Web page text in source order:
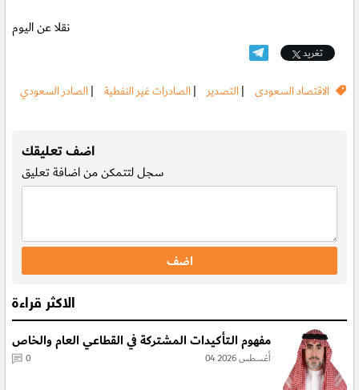
نقلا عن اليوم
تغريد
الاقتصاد السعودى | التصدير | الصادرات غير النفطية | الصادر السعودي
اضف تعليقك
سجللتتمكن من اضافة تعليق
الاكثر قراءة
مفهوم الـتأكيدات المشتركة في القطاعي العام والخاص
04 أغسطس 2026 0